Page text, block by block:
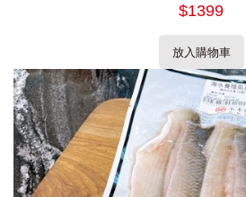
$1399
放入購物車